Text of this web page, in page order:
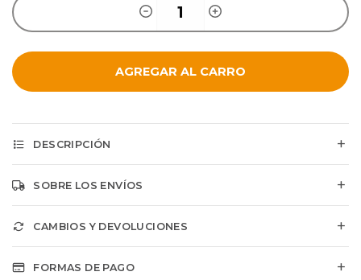
AGREGAR AL CARRO
DESCRIPCIÓN
SOBRE LOS ENVÍOS
CAMBIOS Y DEVOLUCIONES
FORMAS DE PAGO